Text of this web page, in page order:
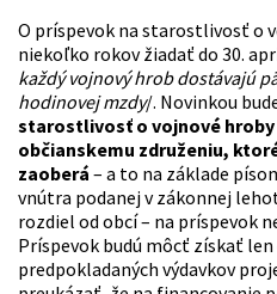
O príspevok na starostlivosť o
niekoľko rokov žiadať do 30.
každý vojnový hrob dostávajú
hodinovej mzdy/. Novinkou
starostlivosť o vojnové
občianskemu združeniu,
zaoberá – a to na základe
vnútra podanej v zákonnej
rozdiel od obcí – na príspevok
Príspevok budú môcť získať len
predpokladaných výdavkov